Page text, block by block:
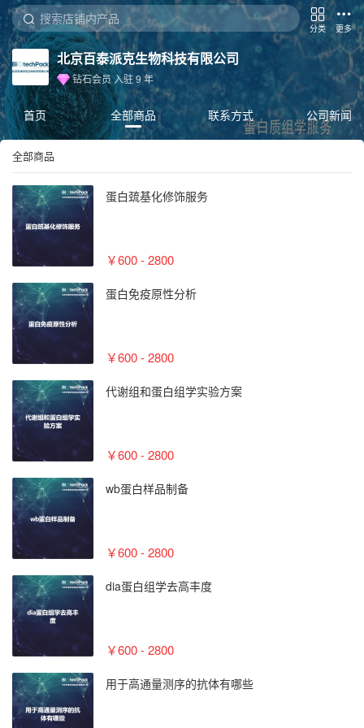
分类 更多
北京百泰派克生物科技有限公司
钻石会员入驻9 年
首页 全部商品 联系方式 公司新闻
全部商品
蛋白巯基化修饰服务
￥600 - 2800
蛋白免疫原性分析
￥600 - 2800
代谢组和蛋白组学实验方案
￥600 - 2800
wb蛋白样品制备
￥600 - 2800
dia蛋白组学去高丰度
￥600 - 2800
用于高通量测序的抗体有哪些